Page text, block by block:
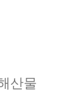
산물